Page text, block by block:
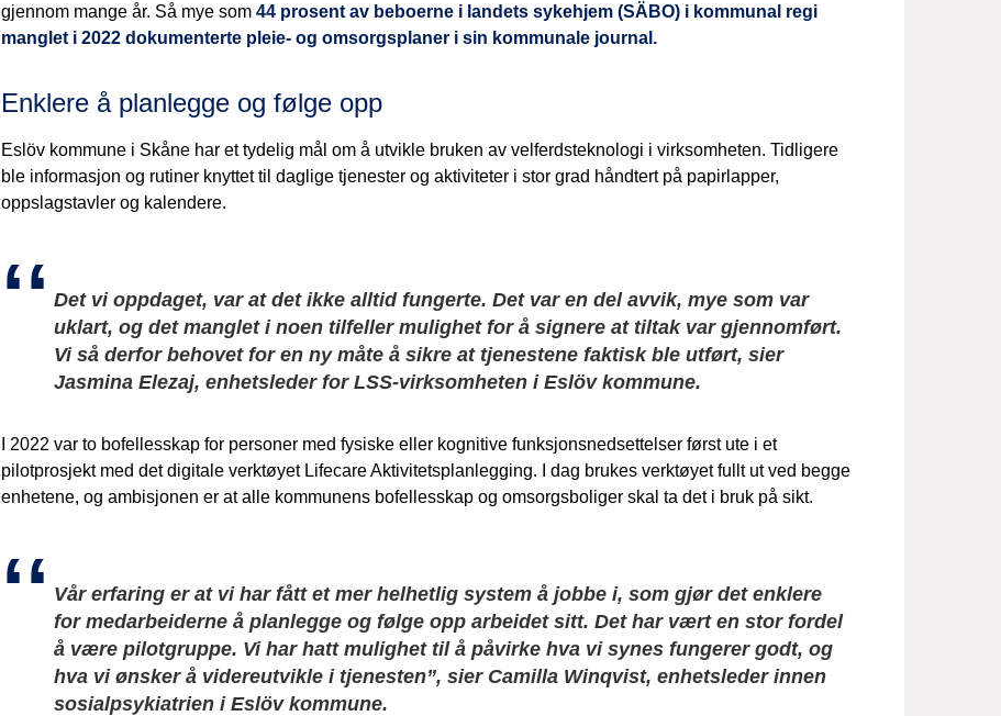
gjennom mange år. Så mye som 44 prosent av beboerne i landets sykehjem (SÄBO) i kommunal regi
manglet i 2022 dokumenterte pleie- og omsorgsplaner i sin kommunale journal.
Enklere å planlegge og følge opp
Eslöv kommune i Skåne har et tydelig mål om å utvikle bruken av velferdsteknologi i virksomheten. Tidligere
ble informasjon og rutiner knyttet til daglige tjenester og aktiviteter i stor grad håndtert på papirlapper,
oppslagstavler og kalendere.
Det vi oppdaget, var at det ikke alltid fungerte. Det var en del avvik, mye som var
uklart, og det manglet i noen tilfeller mulighet for å signere at tiltak var gjennomført.
Vi så derfor behovet for en ny måte å sikre at tjenestene faktisk ble utført, sier
Jasmina Elezaj, enhetsleder for LSS-virksomheten i Eslöv kommune.
I 2022 var to bofellesskap for personer med fysiske eller kognitive funksjonsnedsettelser først ute i et
pilotprosjekt med det digitale verktøyet Lifecare Aktivitetsplanlegging. I dag brukes verktøyet fullt ut ved begge
enhetene, og ambisjonen er at alle kommunens bofellesskap og omsorgsboliger skal ta det i bruk på sikt.
Vår erfaring er at vi har fått et mer helhetlig system å jobbe i, som gjør det enklere
for medarbeiderne å planlegge og følge opp arbeidet sitt. Det har vært en stor fordel
å være pilotgruppe. Vi har hatt mulighet til å påvirke hva vi synes fungerer godt, og
hva vi ønsker å videreutvikle i tjenesten”, sier Camilla Winqvist, enhetsleder innen
sosialpsykiatrien i Eslöv kommune.